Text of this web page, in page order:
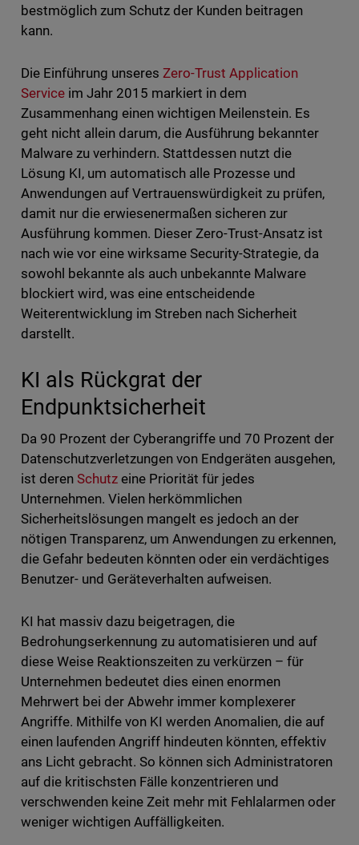
bestmöglich zum Schutz der Kunden beitragen
kann.
Die Einführung unseres Zero-Trust Application
Serviceim Jahr 2015 markiert in dem
Zusammenhang einen wichtigen Meilenstein. Es
geht nicht allein darum, die Ausführung bekannter
Malware zu verhindern. Stattdessen nutzt die
Lösung KI, um automatisch alle Prozesse und
Anwendungen auf Vertrauenswürdigkeit zu prüfen,
damit nur die erwiesenermaßen sicheren zur
Ausführung kommen. Dieser Zero-Trust-Ansatz ist
nach wie vor eine wirksame Security-Strategie, da
sowohl bekannte als auch unbekannte Malware
blockiert wird, was eine entscheidende
Weiterentwicklung im Streben nach Sicherheit
darstellt.
KI als Rückgrat der
Endpunktsicherheit
Da 90 Prozent der Cyberangriffe und 70 Prozent der
Datenschutzverletzungen von Endgeräten ausgehen,
ist deren Schutzeine Priorität für jedes
Unternehmen. Vielen herkömmlichen
Sicherheitslösungen mangelt es jedoch an der
nötigen Transparenz, um Anwendungen zu erkennen,
die Gefahr bedeuten könnten oder ein verdächtiges
Benutzer- und Geräteverhalten aufweisen.
KI hat massiv dazu beigetragen, die
Bedrohungserkennung zu automatisieren und auf
diese Weise Reaktionszeiten zu verkürzen – für
Unternehmen bedeutet dies einen enormen
Mehrwert bei der Abwehr immer komplexerer
Angriffe. Mithilfe von KI werden Anomalien, die auf
einen laufenden Angriff hindeuten könnten, effektiv
ans Licht gebracht. So können sich Administratoren
auf die kritischsten Fälle konzentrieren und
verschwenden keine Zeit mehr mit Fehlalarmen oder
weniger wichtigen Auffälligkeiten.